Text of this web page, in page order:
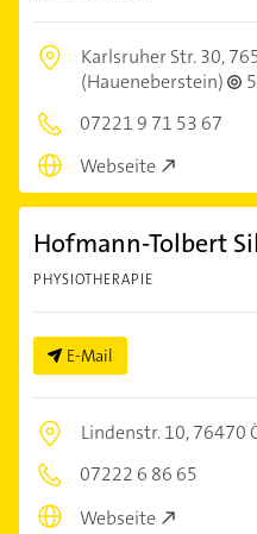
Karlsruher Str. 30,
(Haueneberstein)
07221 9 71 53 67
Webseite
Hofmann-Tolbert
PHYSIOTHERAPIE
E-Mail
Lindenstr. 10,76470
07222 6 86 65
Webseite